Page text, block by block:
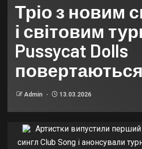
Тріо з новим
і світовим
Pussycat Dolls
повертаються
Admin 13.03.2026
Артистки випустили
сингл Club Song і анонсували